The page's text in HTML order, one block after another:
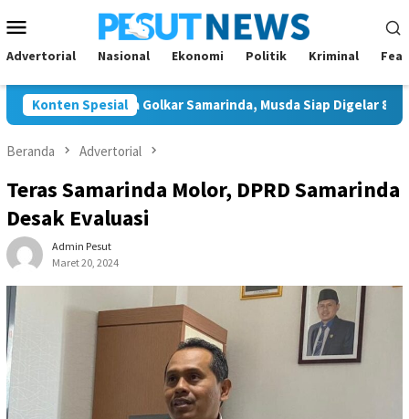
ke
kontenMobile
Advertorial Nasional Ekonomi Politik Kriminal
Konten Spesial
Ketua Golkar Samarinda, Musda Siap Digelar 8 Agustus
Beranda Advertorial
Teras Samarinda Molor, DPRD Samarinda
Desak Evaluasi
Admin Pesut
Maret 20, 2024